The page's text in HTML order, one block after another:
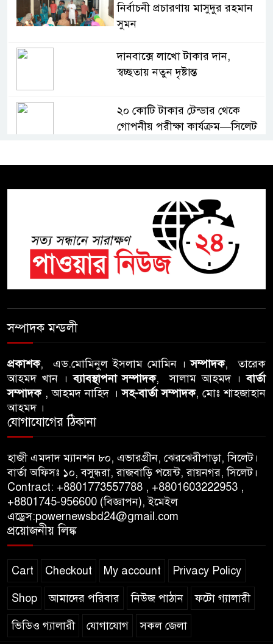
নির্বাচনী প্রচারণায় মাসুদুর রহমান
সুমন
দানবাক্সে লাখো টাকার দান,
স্বচ্ছতায় নতুন দৃষ্টান্ত
২০ কোটি টাকার টেন্ডার থেকে
গোপনীয় পরীক্ষা কার্যক্রম—সিলেট
সিলেটে চিকিৎসকের কিশোর ছেলের
ঝুলন্ত মরদেহ উদ্ধার
শতাব্দী রায়ের বাড়িতে বিদ্রোহীদের
বৈঠক, পশ্চিমবঙ্গে তৃনমূলে ভাঙনের
ইঙ্গিত !
বিএনপি নেতার ওপর হামলার
আবু তালহা চৌধুরী দ্বিতীয় বারের
মত টাওয়ার হ‍্যামলেটস কাউন্সিলের
গণবিজ্ঞপ্তি নিয়ে সিলেট অনলাইন
প্রেসক্লাবে বিশ্ব মুক্ত গণমাধ্যম দিবসে
সমালোচনা
সিলেটে ব্যাডমিন্টন তারকাদের
সম্পাদক মন্ডলী
প্রকাশক, এড.মোমিনুল ইসলাম মোমিন ।সম্পাদক, তারেক
আহমদ খান ।ব্যাবস্থাপনা সম্পাদক, সালাম আহমদ ।বার্তা
সম্পাদক, আহমদ নাহিদ ।সহ-বার্তা সম্পাদক, মোঃ শাহজাহান
আহমদ ।
যোগাযোগের ঠিকানা
হাজী এমদাদ ম্যানশন ৮০, এভারগ্রীন, ঝেরঝেরীপাড়া, সিলেট।
বার্তা অফিসঃ ১০, বসুন্ধরা, রাজবাড়ি পয়েন্ট, রায়নগর, সিলেট।
Contract: +8801773557788 , +8801603222953 ,
+8801745-956600 (বিজ্ঞাপন), ইমেইল
এড্রেস:powernewsbd24@gmail.com
প্রয়োজনীয় লিঙ্ক
Cart Checkout My account Privacy Policy
Shop আমাদের পরিবার নিউজ পাঠান ফটো গ্যালারী
ভিডিও গ্যালারী যোগাযোগ সকল জেলা